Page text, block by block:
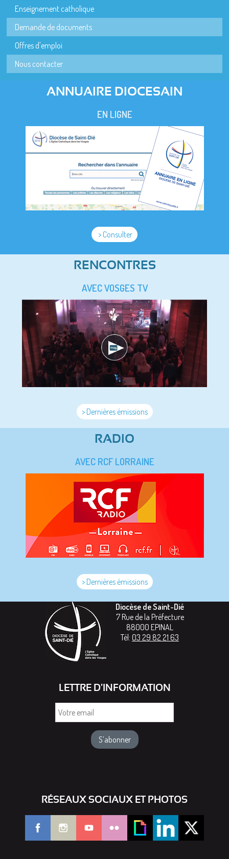
Enseignement catholique
Demande de documents
Offres d'emploi
Nous contacter
ANNUAIRE DIOCESAIN
EN LIGNE
> Consulter
RENCONTRES
AVEC VOSGES TV
> Dernières émissions
RADIO
AVEC RCF LORRAINE
> Dernières émissions
Diocèse de Saint-Dié
7 Rue de la Préfecture
88000 EPINAL
Tél: 03 29 82 21 63
LETTRE D'INFORMATION
RÉSEAUX SOCIAUX ET PHOTOS